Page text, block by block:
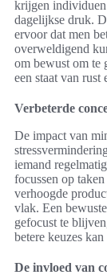
krijgen
dagelijkse druk.
ervoor dat men
overweldigend
om bewust om te
een staat van rust
Verbeterde
De impact van
iemand
focussen op
verhoogde
vlak. Een
gefocust te
betere keuzes kan
De invloed van